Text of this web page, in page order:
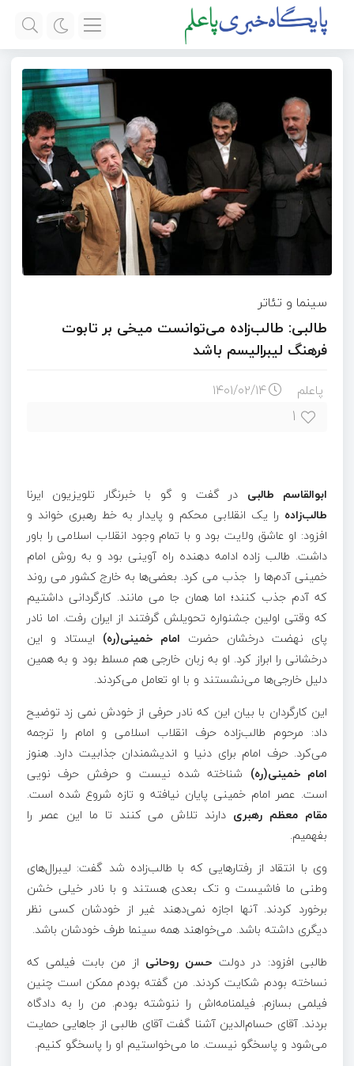
سینما و تئاتر
طالبی: طالب‌زاده می‌توانست میخی بر تابوت
فرهنگ لیبرالیسم باشد
پاعلم ۱۴۰۱/۰۲/۱۴
۱
ابوالقاسم طالبی در گفت و گو با خبرنگار تلویزیون ایرنا
طالب‌زاده را یک انقلابی محکم و پایدار به خط رهبری خواند و
افزود: او عاشق ولایت بود و با تمام وجود انقلاب اسلامی را باور
داشت. طالب زاده ادامه دهنده راه آوینی بود و به روش امام
خمینی آدم‌ها را جذب می کرد. بعضی‌ها به خارج کشور می روند
که آدم جذب کنند؛ اما همان جا می مانند. کارگردانی داشتیم
که وقتی اولین جشنواره تحویلش گرفتند از ایران رفت. اما نادر
پای نهضت درخشان حضرت امام خمینی(ره) ایستاد و این
درخشانی را ابراز کرد. او به زبان خارجی هم مسلط بود و به همین
دلیل خارجی‌ها می‌نشستند و با او تعامل می‌کردند.
این کارگردان با بیان این که نادر حرفی از خودش نمی زد توضیح
داد: مرحوم طالب‌زاده حرف انقلاب اسلامی و امام را ترجمه
می‌کرد. حرف امام برای دنیا و اندیشمندان جذابیت دارد. هنوز
امام خمینی(ره) شناخته شده نیست و حرفش حرف نویی
است. عصر امام خمینی پایان نیافته و تازه شروع شده است.
مقام معظم رهبری دارند تلاش می کنند تا ما این عصر را
بفهمیم.
وی با انتقاد از رفتارهایی که با طالب‌زاده شد گفت: لیبرال‌های
وطنی ما فاشیست و تک بعدی هستند و با نادر خیلی خشن
برخورد کردند. آنها اجازه نمی‌دهند غیر از خودشان کسی نظر
دیگری داشته باشد. می‌خواهند همه سینما طرف خودشان باشد.
طالبی افزود: در دولت حسن روحانی از من بابت فیلمی که
نساخته بودم شکایت کردند. من گفته بودم ممکن است چنین
فیلمی بسازم. فیلمنامه‌اش را ننوشته بودم. من را به دادگاه
بردند. آقای حسام‌الدین آشنا گفت آقای طالبی از جاهایی حمایت
می‌شود و پاسخگو نیست. ما می‌خواستیم او را پاسخگو کنیم.